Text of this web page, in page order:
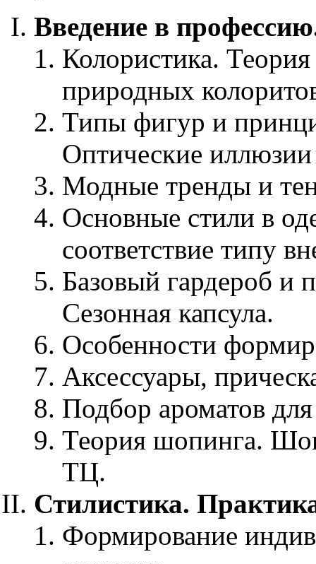
Введение в
Колористика.
природных
Типы фигур и
Оптические
Модные тренды и
Основные стили в
соответствие типу
Базовый гардероб и
Сезонная капсула.
Особенности
Аксессуары,
Подбор ароматов
Теория шопинга.
ТЦ.
Стилистика.
Формирование